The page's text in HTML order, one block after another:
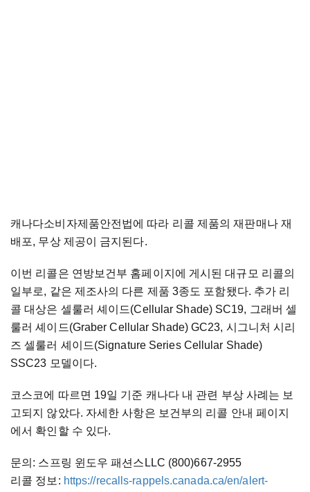
캐나다소비자제품안전법에 따라 리콜 제품의 재판매나 재
배포, 무상 제공이 금지된다.
이번 리콜은 연방보건부 홈페이지에 게시된 대규모 리콜의
일부로, 같은 제조사의 다른 제품 3종도 포함됐다. 추가 리
콜 대상은 셀룰러 셰이드(Cellular Shade) SC19, 그래버 셀
룰러 셰이드(Graber Cellular Shade) GC23, 시그니처 시리
즈 셀룰러 셰이드(Signature Series Cellular Shade)
SSC23 모델이다.
코스코에 따르면 19일 기준 캐나다 내 관련 부상 사례는 보
고되지 않았다. 자세한 사항은 보건부의 리콜 안내 페이지
에서 확인할 수 있다.
문의: 스프링 윈도우 패션스LLC (800)667-2955
리콜 정보: https://recalls-rappels.canada.ca/en/alert-